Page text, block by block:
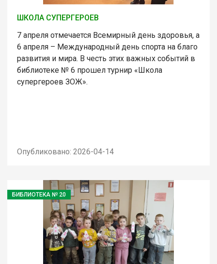
ШКОЛА СУПЕРГЕРОЕВ
7 апреля отмечается Всемирный день здоровья, а
6 апреля – Международный день спорта на благо
развития и мира. В честь этих важных событий в
библиотеке № 6 прошел турнир «Школа
супергероев ЗОЖ».
Опубликовано: 2026-04-14
БИБЛИОТЕКА № 20